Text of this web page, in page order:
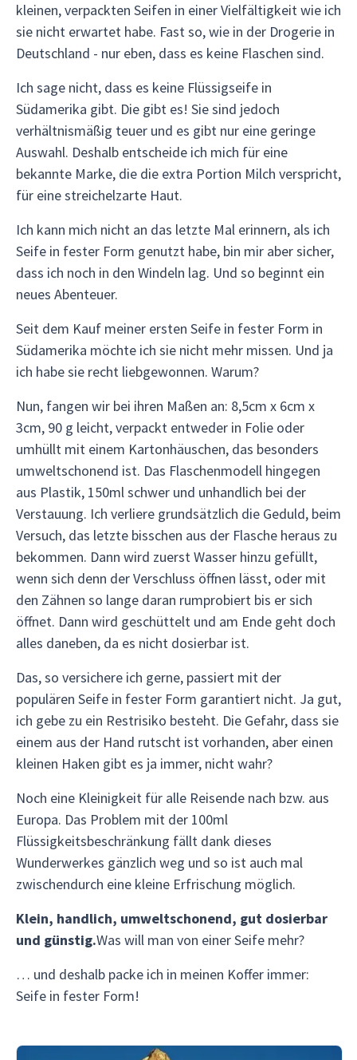
kleinen, verpackten Seifen in einer Vielfältigkeit wie ich
sie nicht erwartet habe. Fast so, wie in der Drogerie in
Deutschland - nur eben, dass es keine Flaschen sind.
Ich sage nicht, dass es keine Flüssigseife in
Südamerika gibt. Die gibt es! Sie sind jedoch
verhältnismäßig teuer und es gibt nur eine geringe
Auswahl. Deshalb entscheide ich mich für eine
bekannte Marke, die die extra Portion Milch verspricht,
für eine streichelzarte Haut.
Ich kann mich nicht an das letzte Mal erinnern, als ich
Seife in fester Form genutzt habe, bin mir aber sicher,
dass ich noch in den Windeln lag. Und so beginnt ein
neues Abenteuer.
Seit dem Kauf meiner ersten Seife in fester Form in
Südamerika möchte ich sie nicht mehr missen. Und ja
ich habe sie recht liebgewonnen. Warum?
Nun, fangen wir bei ihren Maßen an: 8,5cm x 6cm x
3cm, 90 g leicht, verpackt entweder in Folie oder
umhüllt mit einem Kartonhäuschen, das besonders
umweltschonend ist. Das Flaschenmodell hingegen
aus Plastik, 150ml schwer und unhandlich bei der
Verstauung. Ich verliere grundsätzlich die Geduld, beim
Versuch, das letzte bisschen aus der Flasche heraus zu
bekommen. Dann wird zuerst Wasser hinzu gefüllt,
wenn sich denn der Verschluss öffnen lässt, oder mit
den Zähnen so lange daran rumprobiert bis er sich
öffnet. Dann wird geschüttelt und am Ende geht doch
alles daneben, da es nicht dosierbar ist.
Das, so versichere ich gerne, passiert mit der
populären Seife in fester Form garantiert nicht. Ja gut,
ich gebe zu ein Restrisiko besteht. Die Gefahr, dass sie
einem aus der Hand rutscht ist vorhanden, aber einen
kleinen Haken gibt es ja immer, nicht wahr?
Noch eine Kleinigkeit für alle Reisende nach bzw. aus
Europa. Das Problem mit der 100ml
Flüssigkeitsbeschränkung fällt dank dieses
Wunderwerkes gänzlich weg und so ist auch mal
zwischendurch eine kleine Erfrischung möglich.
Klein, handlich, umweltschonend, gut dosierbar
und günstig.Was will man von einer Seife mehr?
… und deshalb packe ich in meinen Koffer immer:
Seife in fester Form!